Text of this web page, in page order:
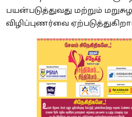
பயன்படுத்துவது மற்றும்
விழிப்புணர்வை